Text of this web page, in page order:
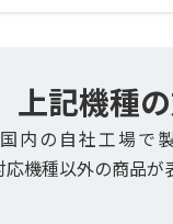
上記機種
内の自社工場で
機種以外の商品が